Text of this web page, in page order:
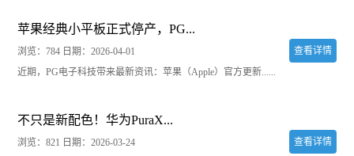
苹果经典小平板正式停产，PG...
浏览：784日期：2026-04-01
近期，PG电子科技带来最新资讯：苹果（Apple）官方更新......
查看详情
不只是新配色！华为PuraX...
浏览：821 日期：2026-03-24
查看详情